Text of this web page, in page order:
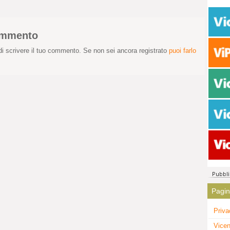
scrivere il tuo commento. Se non sei ancora registrato puoi farlo